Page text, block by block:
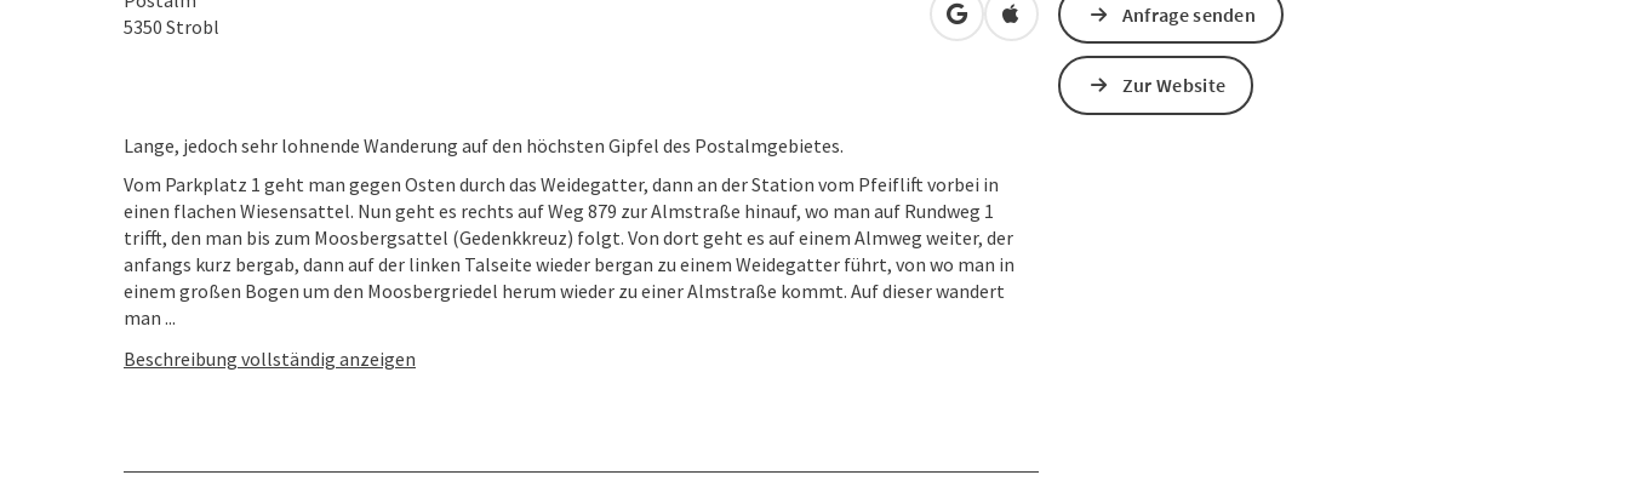
5350 Strobl in Google Maps öffnen
in Apple Maps öffnen
Lange, jedoch sehr lohnende Wanderung auf den höchsten Gipfel des Postalmgebietes.
Vom Parkplatz 1 geht man gegen Osten durch das Weidegatter, dann an der Station vom Pfeiflift vorbei in
einen flachen Wiesensattel. Nun geht es rechts auf Weg 879 zur Almstraße hinauf, wo man auf Rundweg 1
trifft, den man bis zum Moosbergsattel (Gedenkkreuz) folgt. Von dort geht es auf einem Almweg weiter, der
anfangs kurz bergab, dann auf der linken Talseite wieder bergan zu einem Weidegatter führt, von wo man in
einem großen Bogen um den Moosbergriedel herum wieder zu einer Almstraße kommt. Auf dieser wandert
man ...
Beschreibung vollständig anzeigen
Anfrage senden
Zur Website